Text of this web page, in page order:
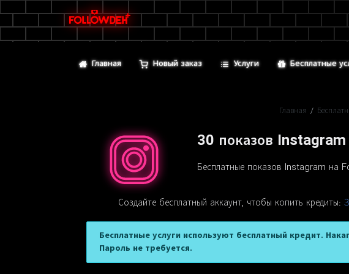
Главная Новый заказ Услуги Бесплатные
Главная /
30 показов
Бесплатные показов Instagram на
Создайте бесплатный аккаунт, чтобы копить кредиты:
Бесплатные услуги используют бесплатный кредит.
Пароль не требуется.